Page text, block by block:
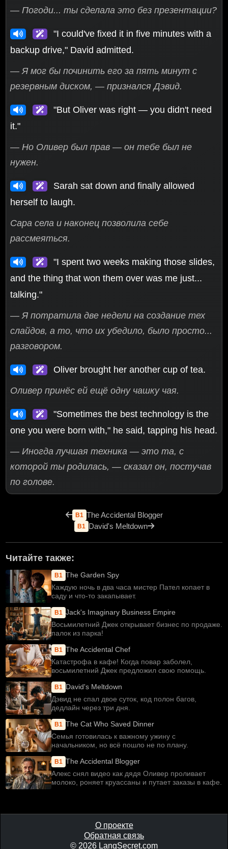
— Погоди... ты сделала это без презентации?
"I could've fixed it in five minutes with a
backup drive," David admitted.
— Я мог бы починить его за пять минут с
резервным диском, — признался Дэвид.
"But Oliver was right — you didn't need
it."
— Но Оливер был прав — он тебе был не
нужен.
Sarah sat down and finally allowed
herself to laugh.
Сара села и наконец позволила себе
рассмеяться.
"I spent two weeks making those slides,
and the thing that won them over was me just...
talking."
— Я потратила две недели на создание тех
слайдов, а то, что их убедило, было просто...
разговором.
Oliver brought her another cup of tea.
Оливер принёс ей ещё одну чашку чая.
"Sometimes the best technology is the
one you were born with," he said, tapping his head.
— Иногда лучшая техника — это та, с
которой ты родилась, — сказал он, постучав
по голове.
B1 The Accidental Blogger
B1 David's Meltdown
Читайте также:
B1 The Garden Spy
Каждую ночь в два часа мистер Пател копает в
саду и что-то закапывает.
B1 Jack's Imaginary Business Empire
Восьмилетний Джек открывает бизнес по продаже.
палок из парка!
B1 The Accidental Chef
Катастрофа в кафе! Когда повар заболел,
восьмилетний Джек предложил свою помощь.
B1 David's Meltdown
Дэвид не спал двое суток, код полон багов,
дедлайн через три дня.
B1 The Cat Who Saved Dinner
Семья готовилась к важному ужину с
начальником, но всё пошло не по плану.
B1 The Accidental Blogger
Алекс снял видео как дядя Оливер проливает
молоко, роняет круассаны и путает заказы в кафе.
О проекте
Обратная связь
© 2026 LangSecret.com